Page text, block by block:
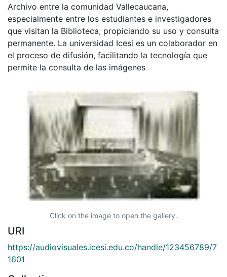
Archivo entre la comunidad Vallecaucana,
especialmente entre los estudiantes e investigadores
que visitan la Biblioteca, propiciando su uso y consulta
permanente. La universidad Icesi es un colaborador en
el proceso de difusión, facilitando la tecnología que
permite la consulta de las imágenes
Click on the image to open the gallery.
URI
https://audiovisuales.icesi.edu.co/handle/123456789/7
1601